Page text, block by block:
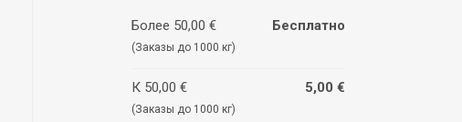
Более 50,00 €
(Заказы до 1000 кг)
Бесплатно
К 50,00 €
(Заказы до 1000 кг)
5,00 €